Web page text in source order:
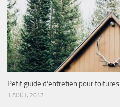
Petit guide d’entretien pour toitures
1 AOÛT, 2017